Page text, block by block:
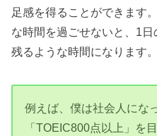
足感を得ることができます
な時間を過ごせないと、1
残るような時間になります。
例えば、僕は社会人にな
「TOEIC800点以上」を